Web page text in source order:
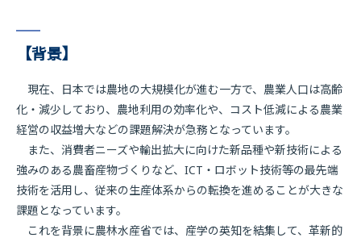
【背景】
現在、日本では農地の大規模化が進む一方で、農業人口は高齢
化・減少しており、農地利用の効率化や、コスト低減による農業
経営の収益増大などの課題解決が急務となっています。
また、消費者ニーズや輸出拡大に向けた新品種や新技術による
強みのある農畜産物づくりなど、ICT・ロボット技術等の最先端
技術を活用し、従来の生産体系からの転換を進めることが大きな
課題となっています。
これを背景に農林水産省では、産学の英知を結集して、革新的